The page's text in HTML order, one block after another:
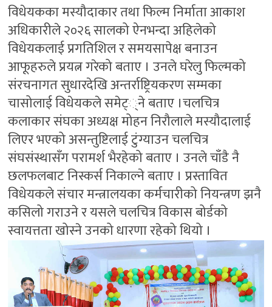
विधेयकका मस्यौदाकार तथा फिल्म निर्माता आकाश
अधिकारीले २०२६ सालको ऐनभन्दा अहिलेको
विधेयकलाई प्रगतिशिल र समयसापेक्ष बनाउन
आफूहरुले प्रयत्न गरेको बताए । उनले घरेलु फिल्मको
संरचनागत सुधारदेखि अन्तर्राष्ट्रियकरण सम्मका
चासोलाई विधेयकले समेट््ने बताए ।चलचित्र
कलाकार संघका अध्यक्ष मोहन निरौलाले मस्यौदालाई
लिएर भएको असन्तुष्टिलाई टुंग्याउन चलचित्र
संघसंस्थासँग परामर्श भैरहेको बताए । उनले चाँडै नै
छलफलबाट निस्कर्स निकाल्ने बताए । प्रस्तावित
विधेयकले संचार मन्त्रालयका कर्मचारीको नियन्त्रण झनै
कसिलो गराउने र यसले चलचित्र विकास बोर्डको
स्वायत्तता खोस्ने उनको धारणा रहेको थियो ।